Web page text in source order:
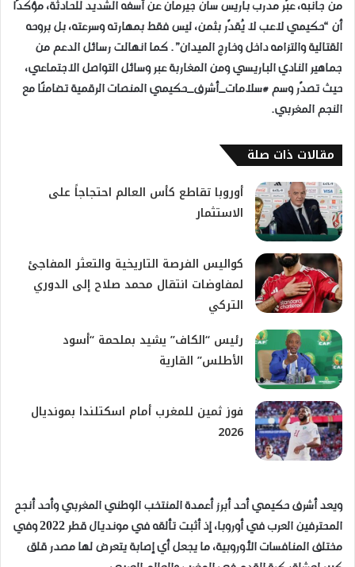
من جانبه، عبّر مدرب باريس سان جيرمان عن أسفه الشديد للحادثة، مؤكدًا
أن “حكيمي لاعب لا يُقدّر بثمن، ليس فقط بمهارته وسرعته، بل بروحه
القتالية والتزامه داخل وخارج الميدان”. كما انهالت رسائل الدعم من
جماهير النادي الباريسي ومن المغاربة عبر وسائل التواصل الاجتماعي،
حيث تصدّر وسم #سلامات_أشرف_حكيمي المنصات الرقمية تضامنًا مع
النجم المغربي.
مقالات ذات صلة
أوروبا تقاطع كأس العالم احتجاجاً على
الاستثمار
كواليس الفرصة التاريخية والتعثر المفاجئ
لمفاوضات انتقال محمد صلاح إلى الدوري
التركي
رئيس “الكاف” يشيد بملحمة “أسود
الأطلس” القارية
فوز ثمين للمغرب أمام اسكتلندا بمونديال
2026
ويعد أشرف حكيمي أحد أبرز أعمدة المنتخب الوطني المغربي وأحد أنجح
المحترفين العرب في أوروبا، إذ أثبت تألقه في مونديال قطر 2022 وفي
مختلف المنافسات الأوروبية، ما يجعل أي إصابة يتعرض لها مصدر قلق